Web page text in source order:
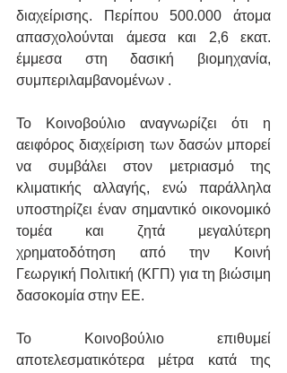
διαχείρισης. Περίπου 500.000 άτομα
απασχολούνται άμεσα και 2,6 εκατ.
έμμεσα στη δασική βιομηχανία,
συμπεριλαμβανομένων .
Το Κοινοβούλιο αναγνωρίζει ότι η
αειφόρος διαχείριση των δασών μπορεί
να συμβάλει στον μετριασμό της
κλιματικής αλλαγής, ενώ παράλληλα
υποστηρίζει έναν σημαντικό οικονομικό
τομέα και ζητά μεγαλύτερη
χρηματοδότηση από την Κοινή
Γεωργική Πολιτική (ΚΓΠ) για τη βιώσιμη
δασοκομία στην ΕΕ.
Το Κοινοβούλιο επιθυμεί
αποτελεσματικότερα μέτρα κατά της